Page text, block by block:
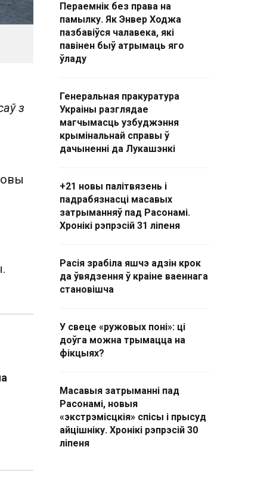
з
Пераемнік без права на
памылку. Як Энвер Ходжа
пазбавіўся чалавека, які
павінен быў атрымаць яго
ўладу
Генеральная пракуратура
Украіны разглядае
магчымасць узбуджэння
крымінальнай справы ў
дачыненні да Лукашэнкі
+21 новы палітвязень і
падрабязнасці масавых
затрыманняў пад Расонамі.
Хронікі рэпрэсій 31 ліпеня
Расія зрабіла яшчэ адзін крок
да ўвядзення ў краіне ваеннага
становішча
У свеце «ружовых поні»: ці
доўга можна трымацца на
фікцыях?
Масавыя затрыманні пад
Расонамі, новыя
«экстрэмісцкія» спісы і прысуд
айцішніку. Хронікі рэпрэсій 30
ліпеня